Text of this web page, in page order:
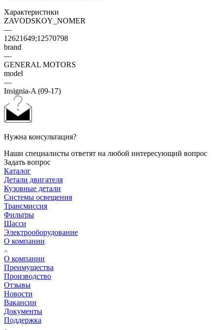
Характеристики
ZAVODSKOY_NOMER
—
12621649;12570798
brand
—
GENERAL MOTORS
model
—
Insignia-A (09-17)
Нужна консультация?
Наши специалисты ответят на любой интересующий вопрос
Задать вопрос
Каталог
Детали двигателя
Кузовные детали
Системы освещения
Трансмиссия
Фильтры
Шасси
Электрооборудование
О компании
О компании
Преимущества
Производство
Отзывы
Новости
Вакансии
Документы
Поддержка